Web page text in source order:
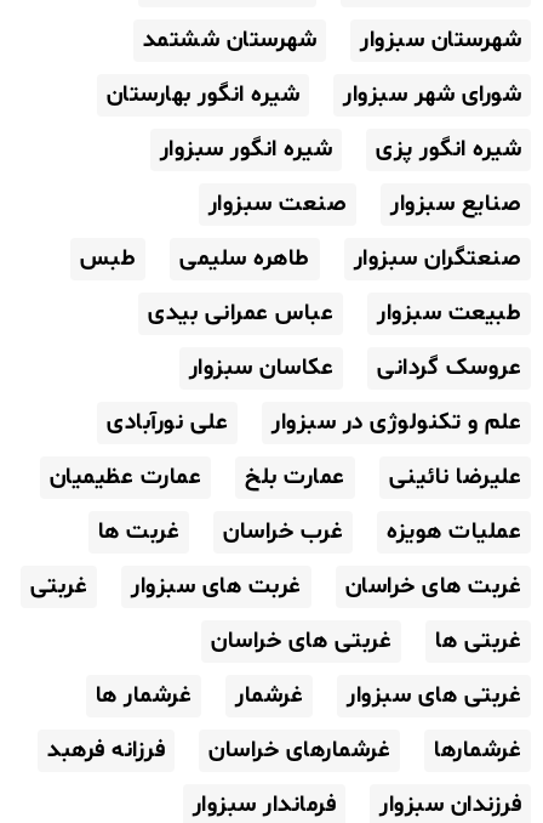
شهرستان سبزوار
شهرستان ششتمد
شورای شهر سبزوار
شیره انگور بهارستان
شیره انگور پزی
شیره انگور سبزوار
صنایع سبزوار
صنعت سبزوار
صنعتگران سبزوار
طاهره سلیمی
طبس
طبیعت سبزوار
عباس عمرانی بیدی
عروسک گردانی
عکاسان سبزوار
علم و تکنولوژی در سبزوار
علی نورآبادی
علیرضا نائینی
عمارت بلخ
عمارت عظیمیان
عملیات هویزه
غرب خراسان
غربت ها
غربت های خراسان
غربت های سبزوار
غربتی
غربتی ها
غربتی های خراسان
غربتی های سبزوار
غرشمار
غرشمار ها
غرشمارها
غرشمارهای خراسان
فرزانه فرهبد
فرزندان سبزوار
فرماندار سبزوار